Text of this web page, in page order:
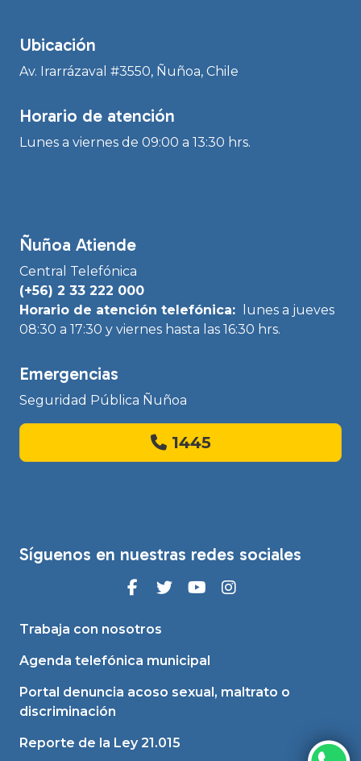
Ubicación
Av. Irarrázaval #3550, Ñuñoa, Chile
Horario de atención
Lunes a viernes de 09:00 a 13:30 hrs.
Ñuñoa Atiende
Central Telefónica
(+56) 2 33 222 000
Horario de atención telefónica:
lunes a jueves
08:30 a 17:30 y viernes hasta las 16:30 hrs.
Emergencias
Seguridad Pública Ñuñoa
1445
Síguenos en nuestras redes sociales
Trabaja con nosotros
Agenda telefónica municipal
Portal denuncia acoso sexual, maltrato o
discriminación
Reporte de la Ley 21.015